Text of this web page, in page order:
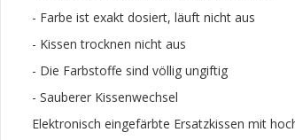
- Farbe ist exakt dosiert, läuft nicht aus
- Kissen trocknen nicht aus
- Die Farbstoffe sind völlig ungiftig
- Sauberer Kissenwechsel
Elektronisch eingefärbte Ersatzkissen mit